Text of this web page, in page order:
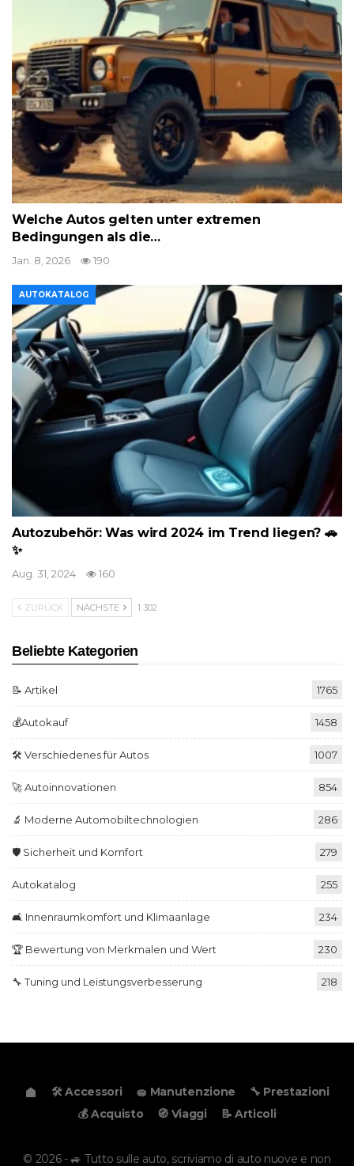
Welche Autos gelten unter extremen
Bedingungen als die…
Jan. 8, 2026 190
AUTOKATALOG
Autozubehör: Was wird 2024 im Trend liegen? 🚗
✨
Aug. 31, 2024 160
ZURÜCK NÄCHSTE 1 302
Beliebte Kategorien
📝 Artikel 1765
💰Autokauf 1458
🛠️ Verschiedenes für Autos 1007
🚀 Autoinnovationen 854
🔬 Moderne Automobiltechnologien 286
🛡️ Sicherheit und Komfort 279
Autokatalog 255
🛋️ Innenraumkomfort und Klimaanlage 234
🏆 Bewertung von Merkmalen und Wert 230
🔧 Tuning und Leistungsverbesserung 218
🛠️ Accessori 🧽 Manutenzione
🔧 Prestazioni
💰 Acquisto
🧭 Viaggi 📝 Articoli
© 2026 - 🚙 Tutto sulle auto, scriviamo di auto nuove e non